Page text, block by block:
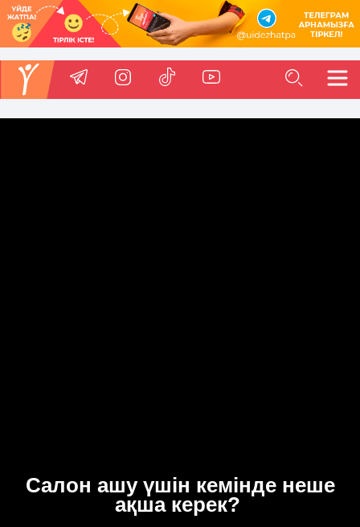
Салон ашу үшін кемінде неше
ақша керек?